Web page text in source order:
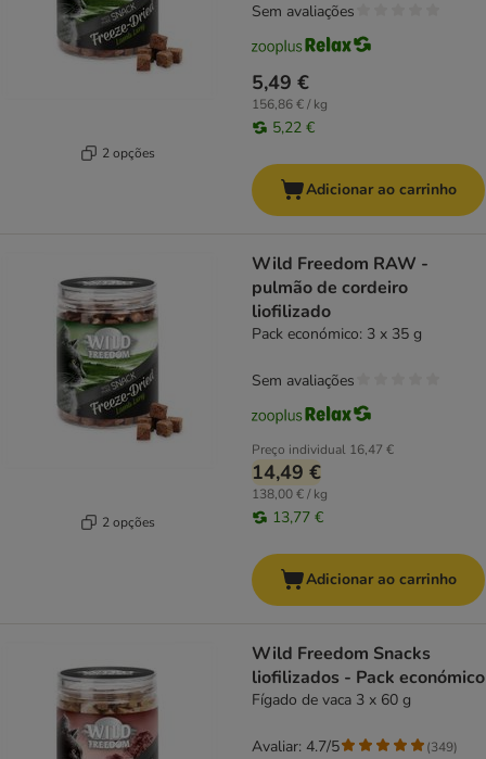
2 opções
5,49 €
156,86 € / kg
5,22 €
Sem avaliações
Adicionar ao carrinho
2 opções
Wild Freedom RAW -
pulmão de cordeiro
liofilizado
Pack económico: 3 x 35 g
Preço individual 16,47 €
14,49 €
138,00 € / kg
13,77 €
Sem avaliações
Adicionar ao carrinho
Wild Freedom Snacks
liofilizados - Pack económico
Fígado de vaca 3 x 60 g
Avaliar: 4.7/5 (349)